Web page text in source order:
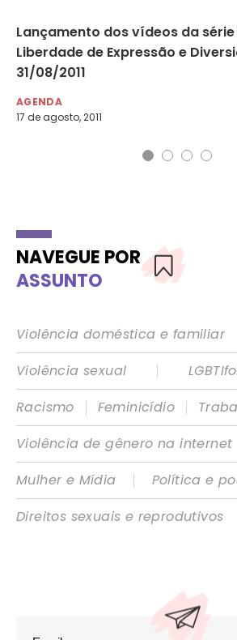
Lançamento dos vídeos da
Liberdade de Expressão e
31/08/2011
AGENDA
17 de agosto, 2011
NAVEGUE POR
ASSUNTO
Violência doméstica e familiar
Violência sexual
|
Racismo
| Feminicídio |
Violência de gênero na internet
Mulher e Mídia
|
Política e
Direitos sexuais e reprodutivos